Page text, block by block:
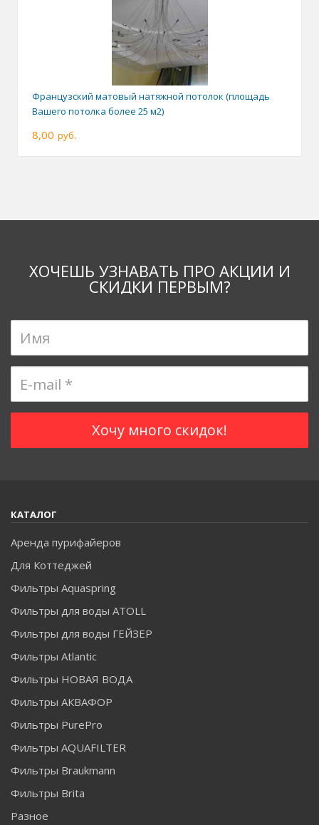
Французский матовый натяжной потолок (площадь
Вашего потолка более 25 м2)
8,00 руб.
ХОЧЕШЬ УЗНАВАТЬ ПРО АКЦИИ И
СКИДКИ ПЕРВЫМ?
КАТАЛОГ
Аренда пурифайеров
Для Коттеджей
Фильтры Aquaspring
Фильтры для воды ATOLL
Фильтры для воды ГЕЙЗЕР
Фильтры Atlantic
Фильтры НОВАЯ ВОДА
Фильтры АКВАФОР
Фильтры PurePro
Фильтры AQUAFILTER
Фильтры Braukmann
Фильтры Brita
Разное